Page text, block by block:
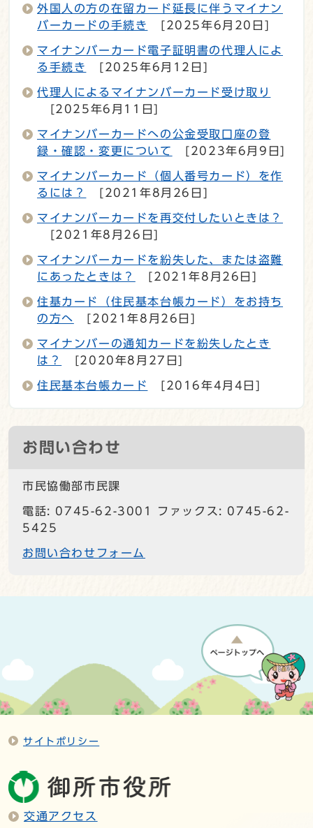
外国人の方の在留カード延長に伴うマイナン
バーカードの手続き
[2025年6月20日]
マイナンバーカード電子証明書の代理人によ
る手続き
[2025年6月12日]
代理人によるマイナンバーカード受け取り
[2025年6月11日]
マイナンバーカードへの公金受取口座の登
録・確認・変更について
[2023年6月9日]
マイナンバーカード（個人番号カード）を作
るには？
[2021年8月26日]
マイナンバーカードを再交付したいときは？
[2021年8月26日]
マイナンバーカードを紛失した、または盗難
にあったときは？
[2021年8月26日]
住基カード（住民基本台帳カード）をお持ち
の方へ
[2021年8月26日]
マイナンバーの通知カードを紛失したとき
は？
[2020年8月27日]
住民基本台帳カード [2016年4月4日]
お問い合わせ
市民協働部市民課
電話: 0745-62-3001 ファックス: 0745-62-
5425
お問い合わせフォーム
サイトポリシー
交通アクセス